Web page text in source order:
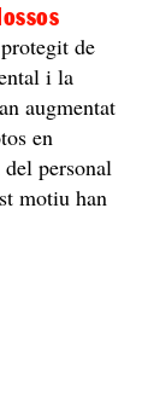
de
i la
augmentat
en
personal
motiu han